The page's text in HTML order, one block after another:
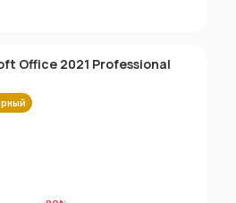
Office 2021 Professional